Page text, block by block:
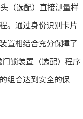
（选配）直接测量样
。通过身份识别卡片
置相结合充分保障了
锁装置（选配）程序
组合达到安全的保